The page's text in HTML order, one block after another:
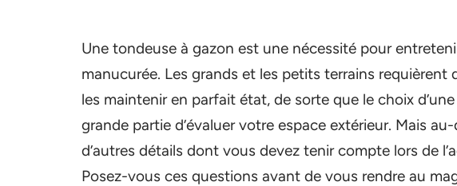
Une tondeuse à gazon est une nécessité pour
manucurée. Les grands et les petits terrains
les maintenir en parfait état, de sorte que le choix
grande partie d’évaluer votre espace extérieur. Mais
d’autres détails dont vous devez tenir compte lors de
Posez-vous ces questions avant de vous rendre au